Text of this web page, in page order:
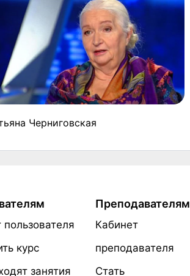
Черниговская
пользователя
курс
занятия
Преподавателям
Кабинет
преподавателя
Стать